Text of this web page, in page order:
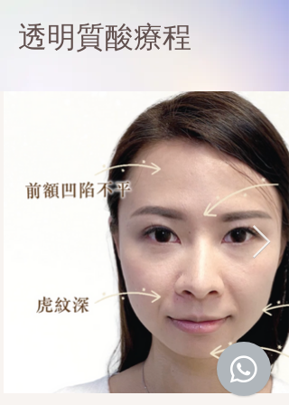
透明質酸療程